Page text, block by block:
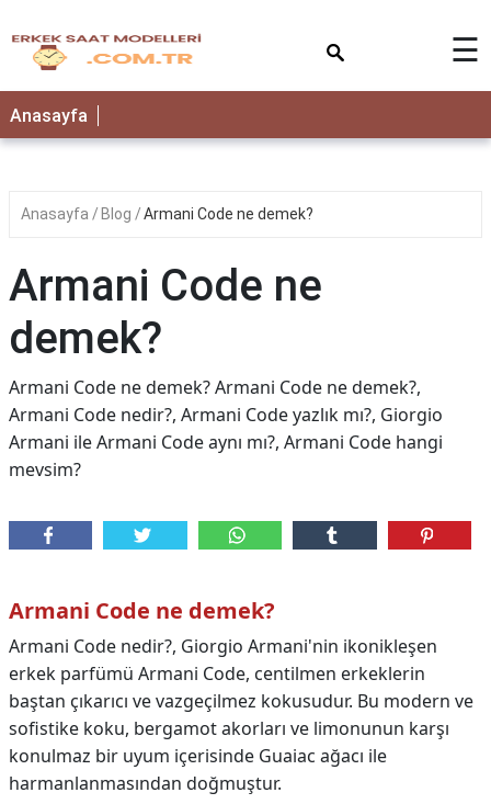
☰
Anasayfa
Anasayfa Blog Armani Code ne demek?
Armani Code ne
demek?
Armani Code ne demek? Armani Code ne demek?,
Armani Code nedir?, Armani Code yazlık mı?, Giorgio
Armani ile Armani Code aynı mı?, Armani Code hangi
mevsim?
Armani Code ne demek?
Armani Code nedir?, Giorgio Armani'nin ikonikleşen
erkek parfümü Armani Code, centilmen erkeklerin
baştan çıkarıcı ve vazgeçilmez kokusudur. Bu modern ve
sofistike koku, bergamot akorları ve limonunun karşı
konulmaz bir uyum içerisinde Guaiac ağacı ile
harmanlanmasından doğmuştur.